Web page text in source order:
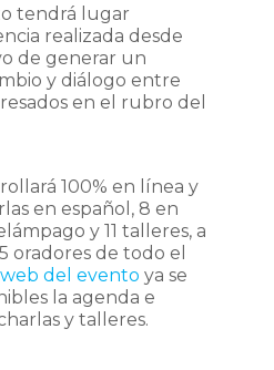
tendrá lugar
realizada desde
de generar un
y diálogo entre
en el rubro del
100% en línea y
en español, 8 en
y 11 talleres, a
oradores de todo el
web del evento ya se
la agenda e
y talleres.